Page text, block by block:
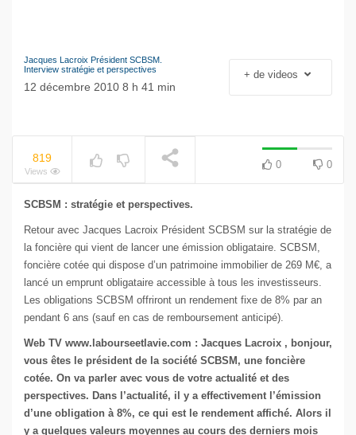
NOW PLAYING
Le séisme industriel
Jacques Lacroix Président SCBSM.
Interview stratégie et perspectives
12 décembre 2010 8 h 41 min
+ de videos
819
Views
0 0
SCBSM : stratégie et perspectives.
Retour avec Jacques Lacroix Président SCBSM sur la stratégie de
la foncière qui vient de lancer une émission obligataire. SCBSM,
foncière cotée qui dispose d’un patrimoine immobilier de 269 M€, a
lancé un emprunt obligataire accessible à tous les investisseurs.
Les obligations SCBSM offriront un rendement fixe de 8% par an
pendant 6 ans (sauf en cas de remboursement anticipé).
Web TV www.labourseetlavie.com : Jacques Lacroix , bonjour,
vous êtes le président de la société SCBSM, une foncière
cotée. On va parler avec vous de votre actualité et des
perspectives. Dans l’actualité, il y a effectivement l’émission
d’une obligation à 8%, ce qui est le rendement affiché. Alors il
y a quelques valeurs moyennes au cours des derniers mois